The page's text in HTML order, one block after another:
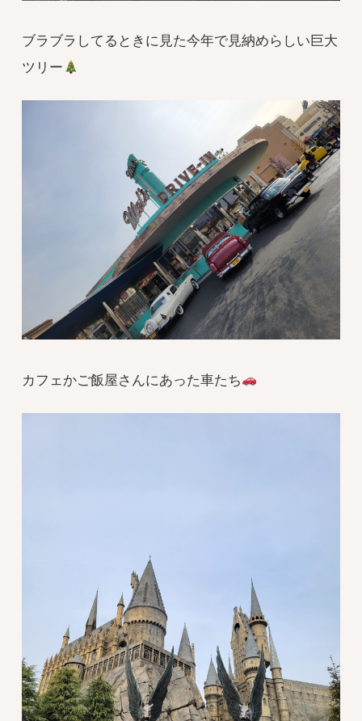
ブラブラしてるときに見た今年で見納めらしい巨大
ツリー
カフェかご飯屋さんにあった車たち